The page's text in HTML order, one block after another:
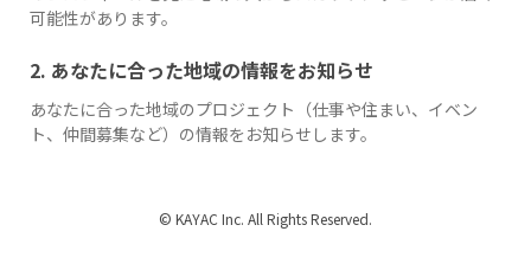
可能性があります。
2. あなたに合った地域の情報をお知らせ
あなたに合った地域のプロジェクト（仕事や住まい、イベン
ト、仲間募集など）の情報をお知らせします。
© KAYAC Inc. All Rights Reserved.